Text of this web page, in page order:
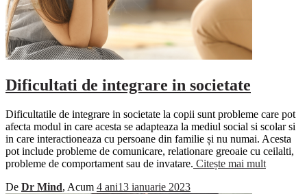
Dificultati de integrare in societate
Dificultatile de integrare in societate la copii sunt probleme care pot
afecta modul in care acesta se adapteaza la mediul social si scolar si
in care interactioneaza cu persoane din familie și nu numai. Acesta
pot include probleme de comunicare, relationare greoaie cu ceilalti,
probleme de comportament sau de invatare. Citește mai mult
De Dr Mind, Acum 4 ani13 ianuarie 2023